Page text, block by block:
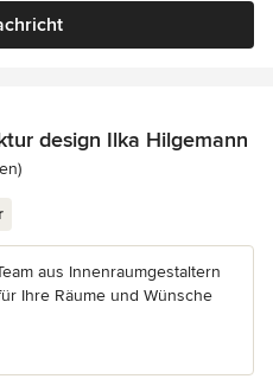
design Ilka Hilgemann
von 5 Sternen
aus Innenraumgestaltern
Ihre Räume und Wünsche